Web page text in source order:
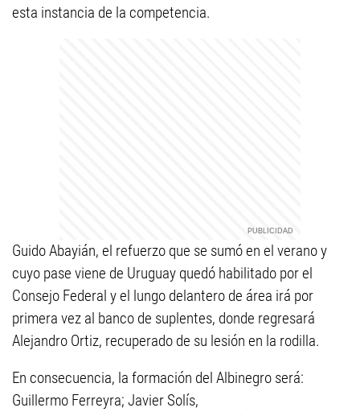
esta instancia de la competencia.
Guido Abayián, el refuerzo que se sumó en el verano y
cuyo pase viene de Uruguay quedó habilitado por el
Consejo Federal y el lungo delantero de área irá por
primera vez al banco de suplentes, donde regresará
Alejandro Ortiz, recuperado de su lesión en la rodilla.
En consecuencia, la formación del Albinegro será:
Guillermo Ferreyra; Javier Solís,